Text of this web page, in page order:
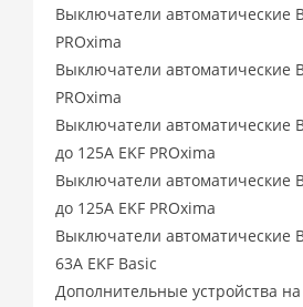
Выключатели автоматические
PROxima
Выключатели автоматические
PROxima
Выключатели автоматические
до 125А EKF PROxima
Выключатели автоматические
до 125А EKF PROxima
Выключатели автоматические
63А EKF Basic
Дополнительные устройства на